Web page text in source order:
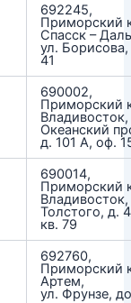
692245,
Приморский
Спасск –
ул.
41
690002,
Приморский
Владивосток,
Океанский
д. 101 А, оф.
690014,
Приморский
Владивосток,
Толстого, д.
кв. 79
692760,
Приморский
Артем,
ул. Фрунзе,